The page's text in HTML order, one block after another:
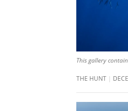
This gallery
THE HUNT